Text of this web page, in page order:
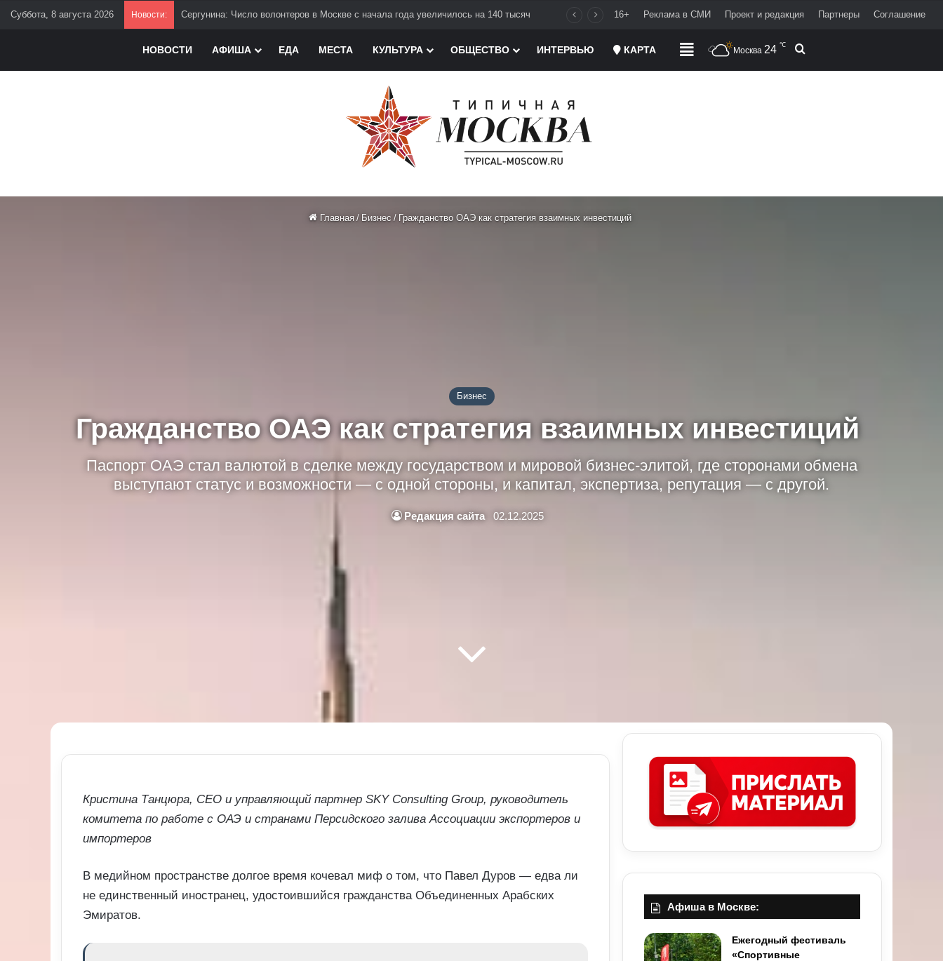
Суббота, 8 августа 2026 Новости: Сергунина: Число волонтеров в Москве с начала года увеличилось на 140 тысяч 16+ Реклама в СМИ Проект и редакция Партнеры Соглашение
НОВОСТИ АФИША ЕДА МЕСТА КУЛЬТУРА ОБЩЕСТВО ИНТЕРВЬЮ КАРТА РАЗДЕЛЫМосква 24 ℃
Главная / Бизнес / Гражданство ОАЭ как стратегия взаимных инвестиций
Бизнес
Гражданство ОАЭ как стратегия взаимных инвестиций
Паспорт ОАЭ стал валютой в сделке между государством и мировой бизнес-элитой, где сторонами обмена
выступают статус и возможности — с одной стороны, и капитал, экспертиза, репутация — с другой.
Редакция сайта 02.12.2025
Кристина Танцюра, CEO и управляющий партнер SKY Consulting Group, руководитель
комитета по работе с ОАЭ и странами Персидского залива Ассоциации экспортеров и
импортеров
В медийном пространстве долгое время кочевал миф о том, что Павел Дуров — едва ли
не единственный иностранец, удостоившийся гражданства Объединенных Арабских
Эмиратов.
Афиша в Москве:
Ежегодный фестиваль
«Спортивные